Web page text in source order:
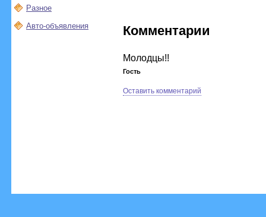
Разное
Авто-объявления
Комментарии
Молодцы!!
Гость
Оставить комментарий